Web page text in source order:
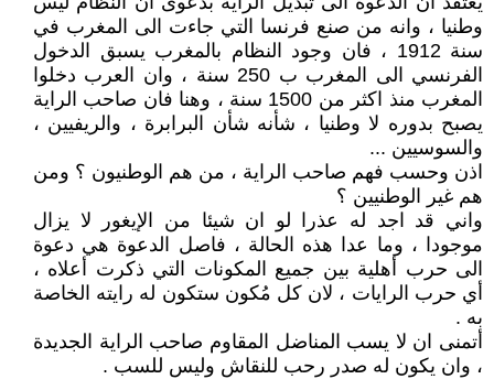
وطنيا ، وانه من صنع فرنسا التي جاءت الى المغرب في
سنة 1912 ، فان وجود النظام بالمغرب يسبق الدخول
الفرنسي الى المغرب ب 250 سنة ، وان العرب دخلوا
المغرب منذ اكثر من 1500 سنة ، وهنا فان صاحب الراية
يصبح بدوره لا وطنيا ، شأنه شأن البرابرة ، والريفيين ،
والسوسيين ...
اذن وحسب فهم صاحب الراية ، من هم الوطنيون ؟ ومن
هم غير الوطنيين ؟
واني قد اجد له عذرا لو ان شيئا من الإيغور لا يزال
موجودا ، وما عدا هذه الحالة ، فاصل الدعوة هي دعوة
الى حرب أهلية بين جميع المكونات التي ذكرت أعلاه ،
أي حرب الرايات ، لان كل مُكون ستكون له رايته الخاصة
به .
أتمنى ان لا يسب المناضل المقاوم صاحب الراية الجديدة
، وان يكون له صدر رحب للنقاش وليس للسب .